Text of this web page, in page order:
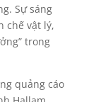
Sự sáng
chế vật lý,
trong
quảng cáo